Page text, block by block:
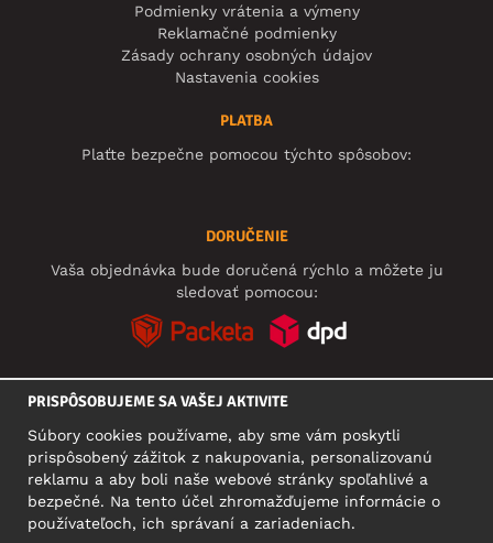
Podmienky vrátenia a výmeny
Reklamačné podmienky
Zásady ochrany osobných údajov
Nastavenia cookies
PLATBA
Plaťte bezpečne pomocou týchto spôsobov:
DORUČENIE
Vaša objednávka bude doručená rýchlo a môžete ju
sledovať pomocou:
SÍDLO
PRISPÔSOBUJEME SA VAŠEJ AKTIVITE
Súbory cookies používame, aby sme vám poskytli
prispôsobený zážitok z nakupovania, personalizovanú
reklamu a aby boli naše webové stránky spoľahlivé a
bezpečné. Na tento účel zhromažďujeme informácie o
používateľoch, ich správaní a zariadeniach.